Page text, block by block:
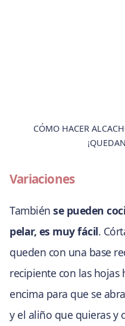
CÓMO HACER
Variaciones
Tambiénse pueden
pelar, es muy fácil.
queden con una base
recipiente con las
encima para que se
y el aliño que quieras y